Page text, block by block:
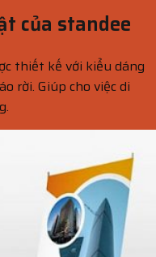
của standee
thiết kế với kiểu dáng
rời. Giúp cho việc di